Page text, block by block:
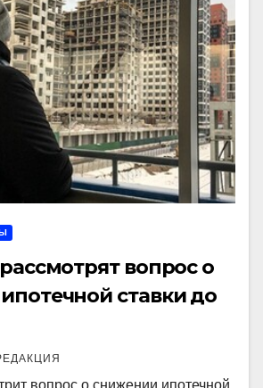
вопрос о
ставки до
вопрос о снижении ипотечной